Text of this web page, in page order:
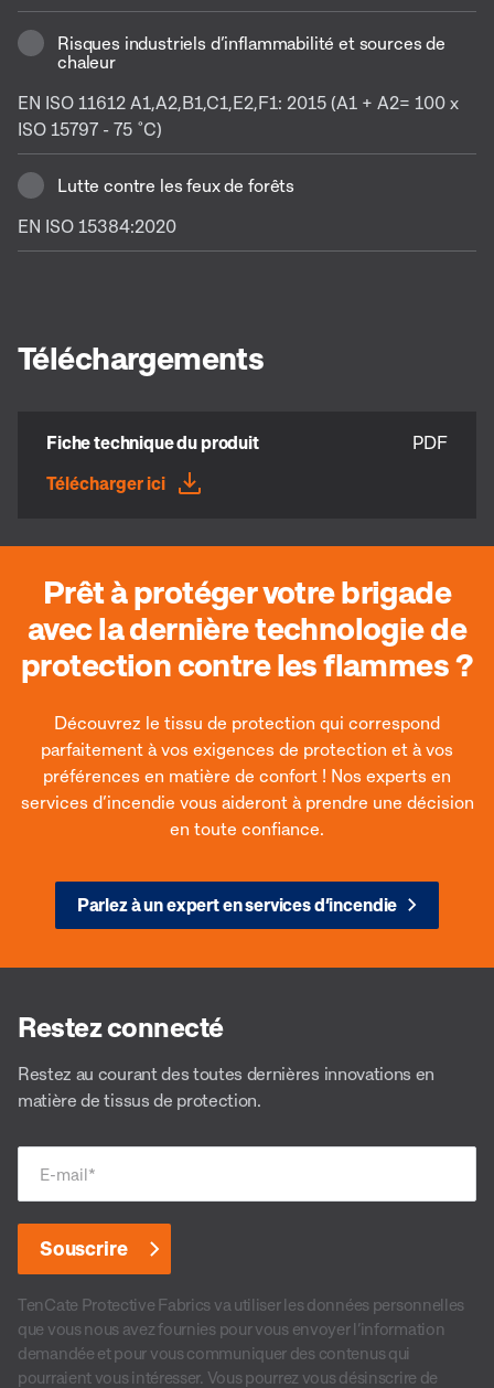
Risques industriels d’inflammabilité et sources de
chaleur
EN ISO 11612 A1,A2,B1,C1,E2,F1: 2015 (A1 + A2= 100 x
ISO 15797 - 75 ˚C)
Lutte contre les feux de forêts
EN ISO 15384:2020
Téléchargements
Fiche technique du produit
PDF
Télécharger ici
Prêt à protéger votre brigade
avec la dernière technologie de
protection contre les flammes ?
Découvrez le tissu de protection qui correspond
parfaitement à vos exigences de protection et à vos
préférences en matière de confort ! Nos experts en
services d’incendie vous aideront à prendre une décision
en toute confiance.
Parlez à un expert en services d’incendie
Restez connecté
Restez au courant des toutes dernières innovations en
matière de tissus de protection.
E-mail*
TenCate Protective Fabrics va utiliser les données personnelles
que vous nous avez fournies pour vous envoyer l’information
demandée et pour vous communiquer des contenus qui
pourraient vous intéresser. Vous pourrez vous désinscrire de